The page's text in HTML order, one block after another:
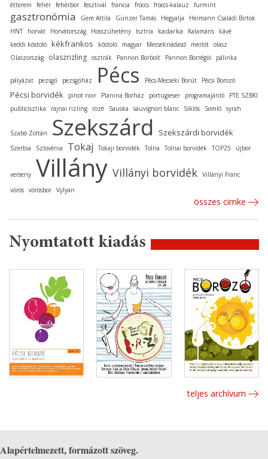
étterem
fehér fehérbor fesztivál francia fröccs fröccs-kalauz furmint
gasztronómia Gere Attila Günzer Tamás Hegyalja
Heimann Családi Birtok
HNT
horvát Horvátország Hosszúhetény Isztria kadarka Kalamáris
kávé
keddi kóstoló kékfrankos kóstoló magyar Mecseknádasd merlot olasz
Olaszország
olaszrizling osztrák Pannon Borbolt Pannon Borrégió pálinka
pályázat pezsgő pezsgőház Pécs Pécs-Mecseki Borút Pécsi Borozó
Pécsi borvidék pinot noir Planina Borház portugieser programajánló
PTE SZBKI
publicisztika
rajnai rizling rozé Sauska sauvignon blanc Siklós Somló syrah
Szabó Zoltán Szekszárd Szekszárdi borvidék
Szerbia Szlovénia Tokaj Tokaji borvidék Tolna Tolnai borvidék TOP25 újbor
verseny Villány Villányi borvidék Villányi Franc
vörös vörösbor Vylyan
összes cimke
Nyomtatott kiadás
teljes archívum
Alapértelmezett, formázott szöveg.